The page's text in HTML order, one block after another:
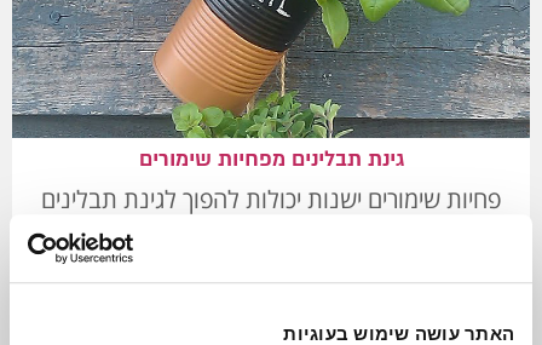
האתר עושה שימוש בעוגיות
גינת תבלינים מפחיות שימורים
פחיות שימורים ישנות יכולות להפוך לגינת תבלינים
לכתבה המלאה